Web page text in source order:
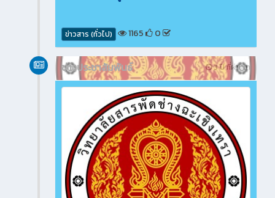
ข่าวสาร (ทั่วไป) 1165 0
3 ปี ที่ผ่านมา
ข่าวประชาสัมพันธ์